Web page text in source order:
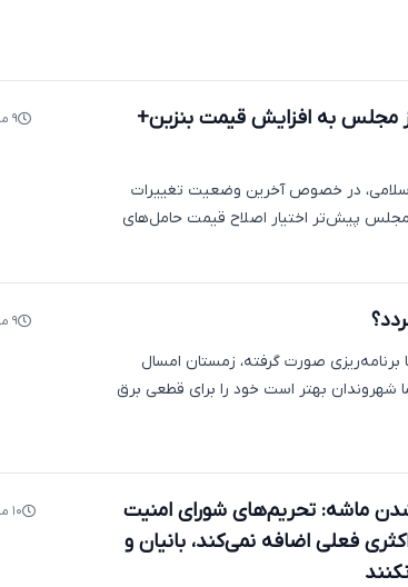
۹ ماه پیش
مجلس به افزایش قیمت بنزین+
در خصوص آخرین وضعیت تغییرات
پیش‌تر اختیار اصلاح قیمت حامل‌های
۹ ماه پیش
صورت گرفته، زمستان امسال
شهروندان بهتر است خود را برای قطعی برق
۱۰ ماه پیش
ماشه: تحریم‌های شورای امنیت
فعلی اضافه نمی‌کند، بانیان و